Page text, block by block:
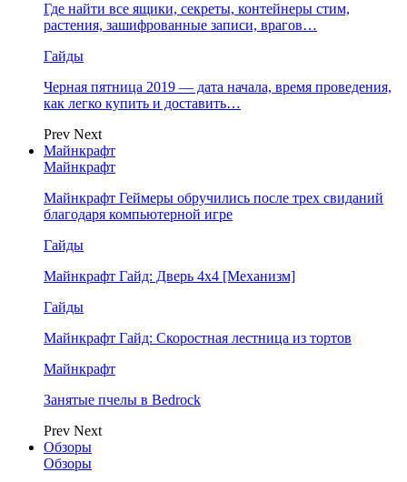
Где найти все ящики, секреты, контейнеры стим,
растения, зашифрованные записи, врагов…
Гайды
Черная пятница 2019 — дата начала, время проведения,
как легко купить и доставить…
Prev Next
Майнкрафт
Майнкрафт
Майнкрафт Геймеры обручились после трех свиданий
благодаря компьютерной игре
Гайды
Майнкрафт Гайд: Дверь 4х4 [Механизм]
Гайды
Майнкрафт Гайд: Скоростная лестница из тортов
Майнкрафт
Занятые пчелы в Bedrock
Prev Next
Обзоры
Обзоры